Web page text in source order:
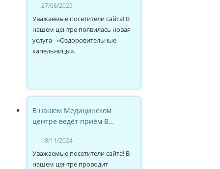
27/08/2025
Уважаемые посетители сайта! В
нашем центре появилась новая
услуга - «Оздоровительные
капельницы».
В нашем Медицинском
центре ведёт приём В…
18/11/2024
Уважаемые посетители сайта! В
нашем центре проводит